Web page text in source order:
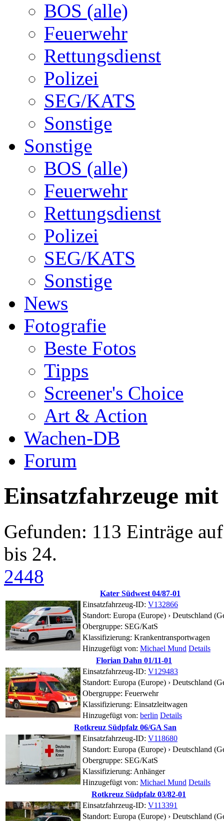
BOS (alle)
Feuerwehr
Rettungsdienst
Polizei
SEG/KATS
Sonstige
Sonstige
BOS (alle)
Feuerwehr
Rettungsdienst
Polizei
SEG/KATS
Sonstige
News
Fotografie
Beste Fotos
Tipps
Screener's Choice
Art & Action
Wachen-DB
Forum
Einsatzfahrzeuge
Gefunden: 113 Einträge
bis 24.
2448
Kater Südwest 04/87-01
Einsatzfahrzeug-ID: V132866
Standort: Europa (Europe) › Deutschland
Obergruppe: SEG/KatS
Klassifizierung: Krankentransportwagen
Hinzugefügt von: Michael Mund Details
Florian Dahn 01/11-01
Einsatzfahrzeug-ID: V129483
Standort: Europa (Europe) › Deutschland
Obergruppe: Feuerwehr
Klassifizierung: Einsatzleitwagen
Hinzugefügt von: berlin Details
Rotkreuz Südpfalz 06/GA San
Einsatzfahrzeug-ID: V118680
Standort: Europa (Europe) › Deutschland
Obergruppe: SEG/KatS
Klassifizierung: Anhänger
Hinzugefügt von: Michael Mund Details
Rotkreuz Südpfalz 03/82-01
Einsatzfahrzeug-ID: V113391
Standort: Europa (Europe) › Deutschland